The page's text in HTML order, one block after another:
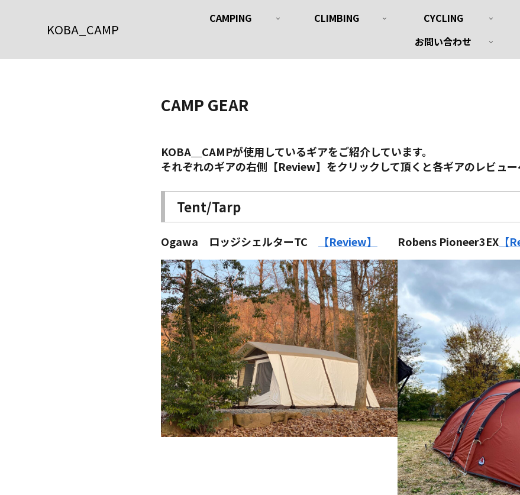
KOBA_CAMP
CAMPING CLIMBING CYCLING
お問い合わせ
CAMP GEAR
KOBA＿CAMPが使用しているギアをご紹介しています。
それぞれのギアの右側【Review】をクリックして頂くと各ギアのレビュー
Tent/Tarp
Ogawa ロッジシェルターTC 【Review】 Robens Pioneer3EX 【